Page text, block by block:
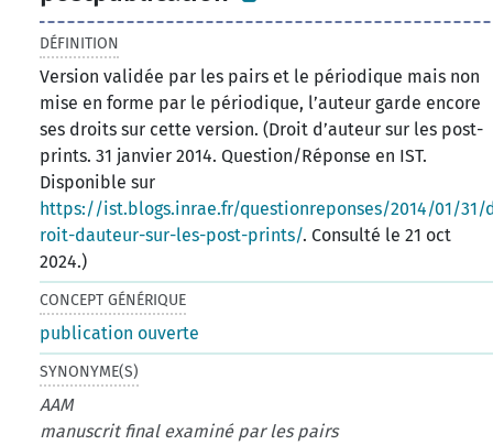
DÉFINITION
Version validée par les pairs et le périodique mais non
mise en forme par le périodique, l’auteur garde encore
ses droits sur cette version. (Droit d’auteur sur les post-
prints. 31 janvier 2014. Question/Réponse en IST.
Disponible sur
https://ist.blogs.inrae.fr/questionreponses/2014/01/31/
roit-dauteur-sur-les-post-prints/. Consulté le 21 oct
2024.)
CONCEPT GÉNÉRIQUE
publication ouverte
SYNONYME(S)
AAM
manuscrit final examiné par les pairs